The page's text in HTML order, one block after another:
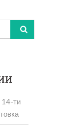
14-ти